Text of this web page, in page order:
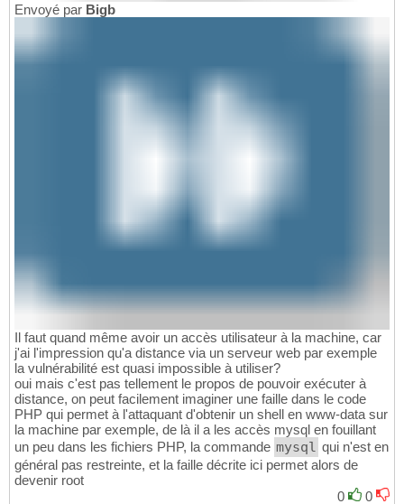
Envoyé par Bigb
Il faut quand même avoir un accès utilisateur à la machine, car
j'ai l'impression qu'a distance via un serveur web par exemple
la vulnérabilité est quasi impossible à utiliser?
oui mais c'est pas tellement le propos de pouvoir exécuter à
distance, on peut facilement imaginer une faille dans le code
PHP qui permet à l'attaquant d'obtenir un shell en www-data sur
la machine par exemple, de là il a les accès mysql en fouillant
un peu dans les fichiers PHP, la commande mysql qui n'est en
général pas restreinte, et la faille décrite ici permet alors de
devenir root
0
0